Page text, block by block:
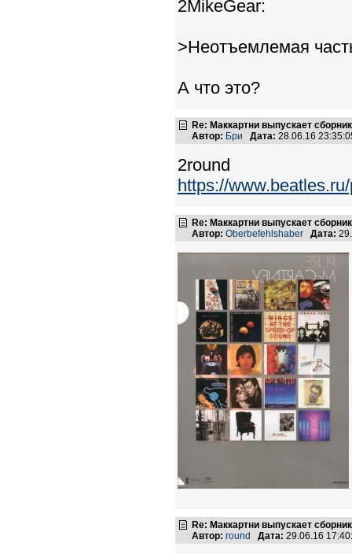
2MikeGear:
>Неотъемлемая
А что это?
Re: Маккартни выпускает
Автор: Бри Дата: 28.06.16
2round
https://
Re: Маккартни выпускает
Автор: Oberbefehlshaber Дата:
Re: Маккартни выпускает
Автор: round Дата: 29.06.16